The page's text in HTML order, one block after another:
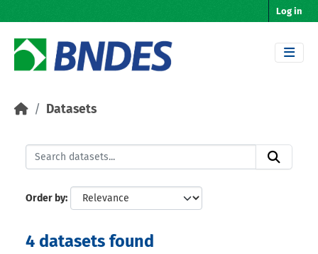
Log in
Datasets
Order by
4 datasets found